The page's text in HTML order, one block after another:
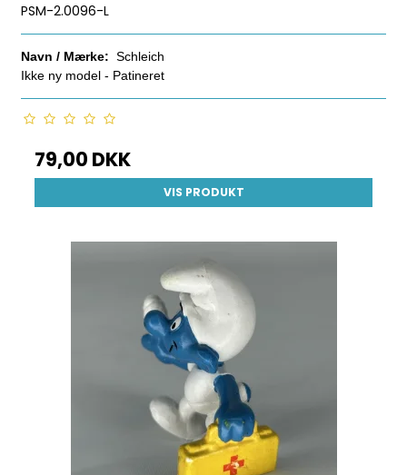
PSM-2.0096-L
Navn / Mærke: Schleich
Ikke ny model - Patineret
79,00 DKK
VIS PRODUKT